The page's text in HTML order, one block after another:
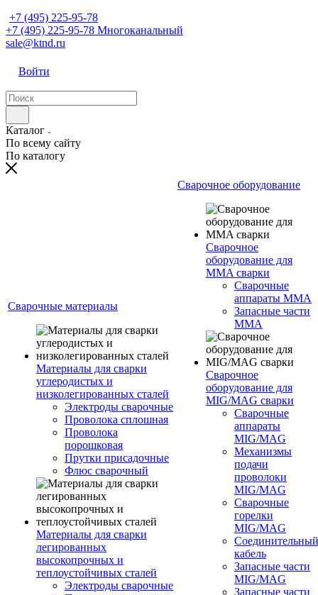
+7 (495) 225-95-78
+7 (495) 225-95-78 Многоканальный
sale@ktnd.ru
Войти
Каталог
По всему сайту
По каталогу
Сварочные материалы
Материалы для сварки
углеродистых и
низколегированных сталей
Электроды сварочные
Проволока сплошная
Проволока
порошковая
Прутки присадочные
Флюс сварочный
Материалы для сварки
легированных
высокопрочных и
теплоустойчивых сталей
Электроды сварочные
Сварочное оборудование
Сварочное
оборудование для
MMA сварки
Сварочные
аппараты MMA
Запасные части
MMA
Сварочное
оборудование для
MIG/MAG сварки
Сварочные
аппараты
MIG/MAG
Механизмы
подачи
проволоки
MIG/MAG
Сварочные
горелки
MIG/MAG
Соединительный
кабель
Запасные части
MIG/MAG
Запасные части